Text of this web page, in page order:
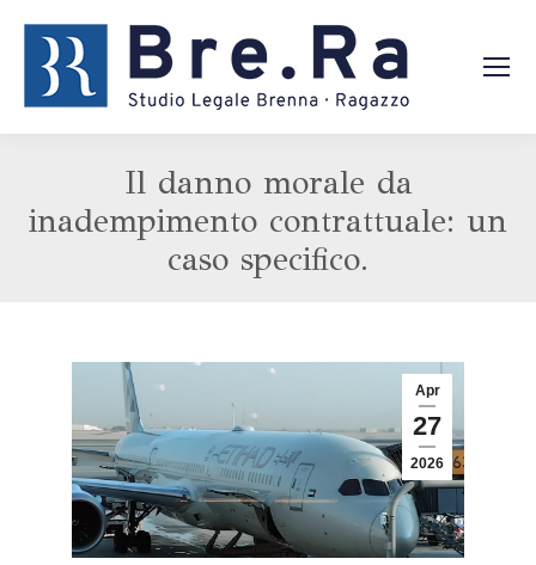
Il danno morale da
inadempimento contrattuale: un
caso specifico.
Apr
27
2026